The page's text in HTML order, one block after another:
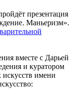
презентация
Маньеризм».
вместе с Дарьей
и куратором
искусств имени